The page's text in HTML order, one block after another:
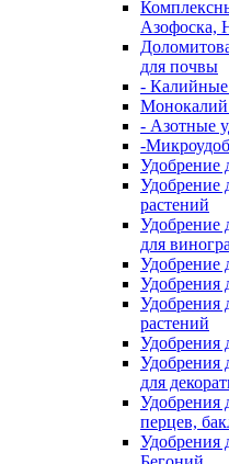
Азофоска,
для почвы
- Калийные
Монокалий
- Азотные
-
Удобрение
Удобрение
растений
Удобрение
для
Удобрение
Удобрения
Удобрения
растений
Удобрения
Удобрения
для
Удобрения
перцев,
Удобрения